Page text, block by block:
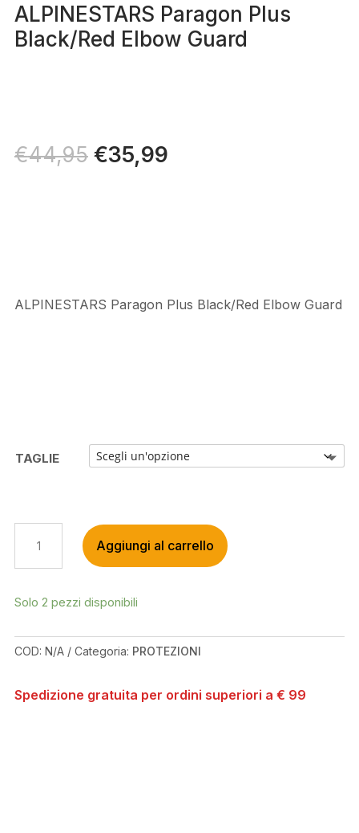
ALPINESTARS Paragon Plus
Black/Red Elbow Guard
€44,95 Il
prezzo
€35,99Il
ALPINESTARS Paragon Plus Black/Red Elbow Guard
TAGLIE
ALPINESTARS
PARAGON
PLUS
ELBOW
QUANTITÀ
Aggiungi al carrello
Solo 2 pezzi disponibili
COD: N/A Categoria: PROTEZIONI
Spedizione gratuita per ordini superiori a € 99